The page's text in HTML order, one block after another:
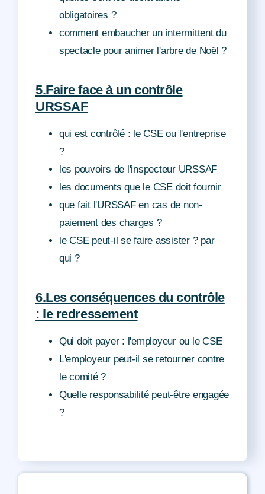
obligatoires ?
comment embaucher un intermittent du
spectacle pour animer l'arbre de Noël ?
5.Faire face à un contrôle
URSSAF
qui est contrôlé : le CSE ou l'entreprise
?
les pouvoirs de l'inspecteur URSSAF
les documents que le CSE doit fournir
que fait l'URSSAF en cas de non-
paiement des charges ?
le CSE peut-il se faire assister ? par
qui ?
6.Les conséquences du contrôle
: le redressement
Qui doit payer : l'employeur ou le CSE
L'employeur peut-il se retourner contre
le comité ?
Quelle responsabilité peut-être engagée
?